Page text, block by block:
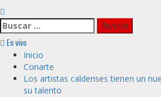
Buscar:
En vivo
Inicio
Conarte
Los artistas caldenses tienen un
su talento